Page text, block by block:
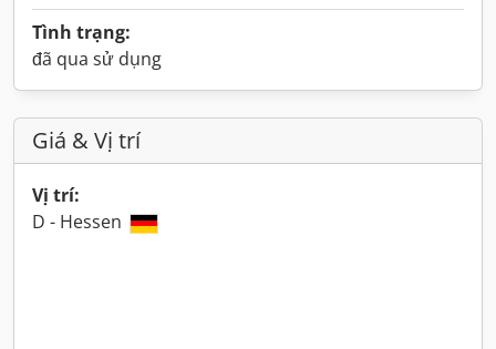
Tình trạng:
đã qua sử dụng
Giá & Vị trí
Vị trí:
D - Hessen